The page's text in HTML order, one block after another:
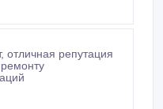
отличная репутация